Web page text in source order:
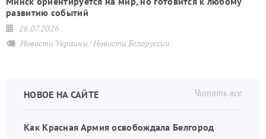
развитию событий
26.07.2026
Новости Украины Новости Белоруссии
Читать все
НОВОЕ НА САЙТЕ
Как Красная Армия освобождала Белгород